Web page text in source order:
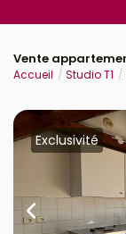
Nos
L'agence
Vente
Accueil Studio T1
Exclusivité